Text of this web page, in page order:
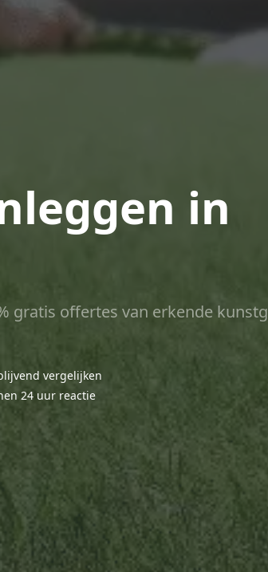
in
gratis offertes van erkende
vergelijken
24 uur reactie